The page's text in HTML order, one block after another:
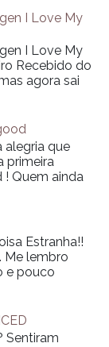
I Love My
I Love My
Recebido do
agora sai
alegria que
primeira
Quem ainda
Estranha!!
Me lembro
e pouco
Sentiram